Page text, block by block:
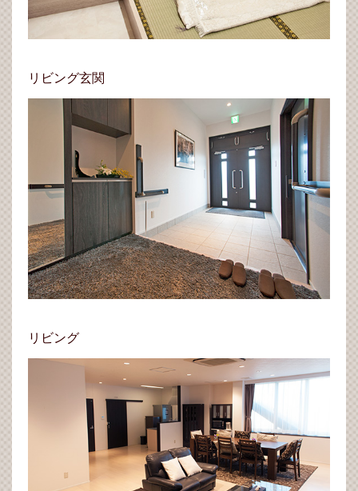
リビング玄関
リビング